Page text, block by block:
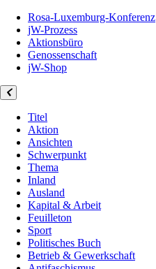
Rosa-Luxemburg-Konferenz
jW-Prozess
Aktionsbüro
Genossenschaft
jW-Shop
Titel
Aktion
Ansichten
Schwerpunkt
Thema
Inland
Ausland
Kapital & Arbeit
Feuilleton
Sport
Politisches Buch
Betrieb & Gewerkschaft